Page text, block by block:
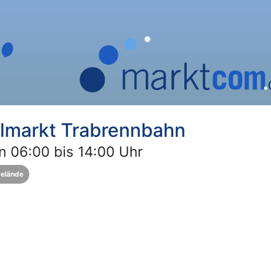
Trabrennbahn
06:00 bis 14:00 Uhr